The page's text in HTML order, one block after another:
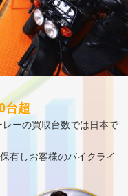
650台超
ーの買取台数では日本で
有しお客様のバイクライ